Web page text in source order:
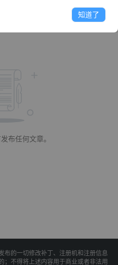
布任何文章。
布的一切修改补丁、注册机和注册信息
；不得将上述内容用于商业或者非法用
知道了